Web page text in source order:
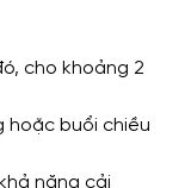
cho khoảng 2
hoặc buổi chiều
năng cải